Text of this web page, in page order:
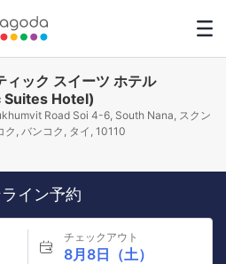
ィック スイーツ ホテル
Hotel)
Road Soi 4-6, South Nana, スクン
ク, バンコク, タイ, 10110
イン予約
チェックアウト
8月8日（土）